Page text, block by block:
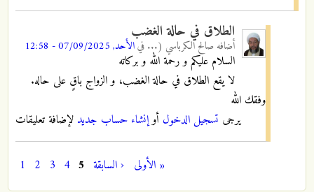
الطلاق في حالة الغضب
أضافه صالح الكرباسي (... فيالأحد, 07/09/2025 - 12:58
السلام عليكم و رحمة الله و بركاته
لا يقع الطلاق في حالة الغضب، و الزواج باقٍ على حاله.
وفقك الله
يرجى تسجيل الدخول أوإنشاء حساب جديد لإضافة تعليقات
« الأولى ‹ السابقة 1 2 3 4 5